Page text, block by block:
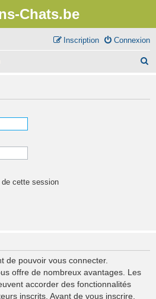
Chats.be
Connexion
Inscription
de cette session
de pouvoir vous connecter.
offre de nombreux avantages. Les
accorder des fonctionnalités
inscrits. Avant de vous inscrire,